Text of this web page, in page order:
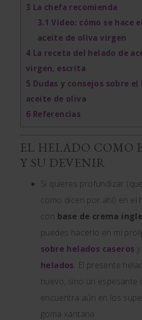
3 La chefa recomienda
3.1 Vídeo: cómo se hace
aceite de oliva virgen
4 La receta del helado de
virgen, escrita
5 Dudas y consejos sobre el
aceite de oliva
6 Referencias
EL HELADO COMO
Y SU DEVENIR
Si quieres profundizar
como dicen por ahí) en el
con base de crema
puedes hacerlo en mi
sobre helados caseros
helados. El presente
huevo, sino un espesante
encuentra aún en los
goma xantana.